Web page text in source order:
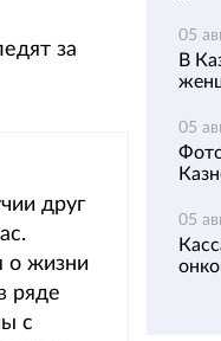
за
друг
о жизни
ряде
с
05
В
05
05